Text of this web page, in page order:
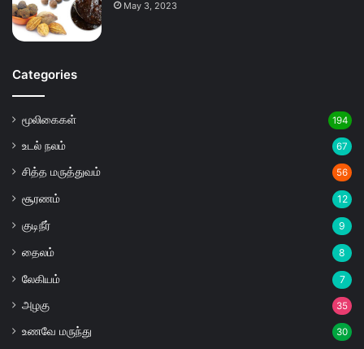
May 3, 2023
Categories
மூலிகைகள் 194
உடல் நலம் 67
சித்த மருத்துவம் 56
சூரணம் 12
குடிநீர் 9
தைலம் 8
லேகியம் 7
அழகு 35
உணவே மருந்து 30